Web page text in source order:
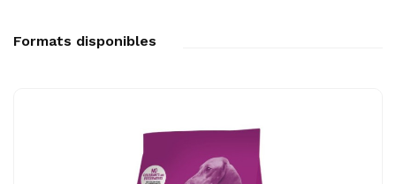
Formats disponibles